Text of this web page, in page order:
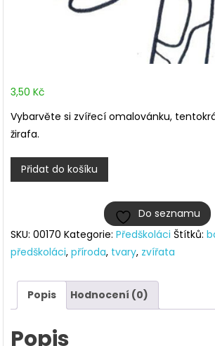
3,50Kč
Vybarvěte si zvířecí omalovánku,
žirafa.
Omalovánka
–
Přidat do košíku
Do seznamu
SKU:00170 Kategorie:Předškoláci Štítků:
předškoláci,příroda, tvary, zvířata
Popis Hodnocení (0)
Popis